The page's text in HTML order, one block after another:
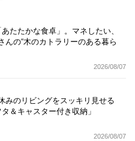
たたかな食卓」。マネしたい、
んの“木のカトラリーのある暮ら
2026/08/07
みのリビングをスッキリ見せる
＆キャスター付き収納」
2026/08/07